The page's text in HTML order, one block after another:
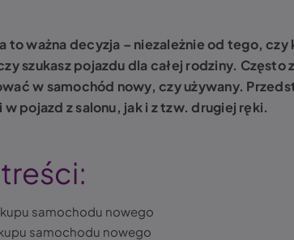
to ważna decyzja – niezależnie od tego,
szukasz pojazdu dla całej rodziny.
w samochód nowy, czy używany.
pojazd z salonu, jak i z tzw. drugiej ręki.
samochodu nowego
samochodu nowego